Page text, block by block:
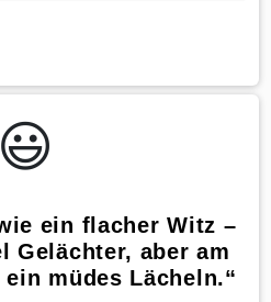
😃️
ein flacher Witz –
Gelächter, aber am
müdes Lächeln.“